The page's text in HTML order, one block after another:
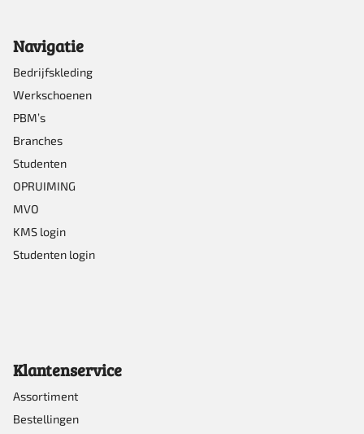
Navigatie
Bedrijfskleding
Werkschoenen
PBM’s
Branches
Studenten
OPRUIMING
MVO
KMS login
Studenten login
Klantenservice
Assortiment
Bestellingen